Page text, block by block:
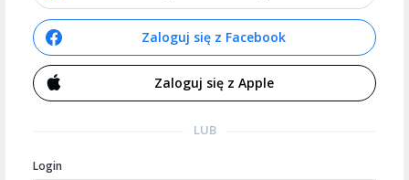
Zaloguj się z Facebook
Zaloguj się z Apple
LUB
Login